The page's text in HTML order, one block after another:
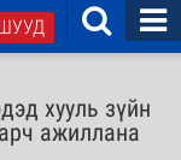
хууль зүйн
ажиллана